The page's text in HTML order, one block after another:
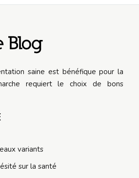
saine est bénéfique pour la
requiert le choix de bons
variants
sur la santé